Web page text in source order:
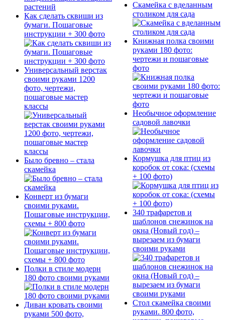
Как сделать сквиши из
бумаги. Пошаговые
инструкции + 300 фото
Универсальный верстак
своими руками 1200
фото, чертежи,
пошаговые мастер
классы
Было бревно – стала
скамейка
Конверт из бумаги
своими руками.
Пошаговые инструкции,
схемы + 800 фото
Полки в стиле модерн
180 фото своими руками
Диван кровать своими
руками 500 фото,
Скамейка с вделанным
столиком для сада
Книжная полка своими
руками 180 фото:
чертежи и пошаговые
фото
Необычное оформление
садовой лавочки
Кормушка для птиц из
коробок от сока: (схемы
+ 100 фото)
340 трафаретов и
шаблонов снежинок на
окна (Новый год) –
вырезаем из бумаги
своими руками
Стол скамейка своими
руками. 800 фото,